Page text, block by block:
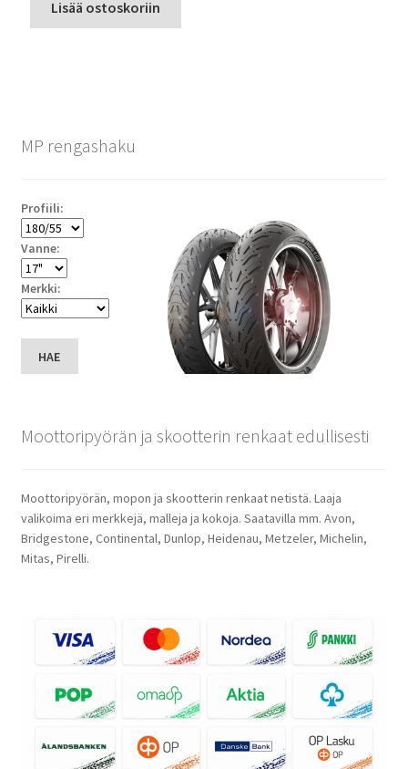
Lisää ostoskoriin
MP rengashaku
Profiili:
Vanne:
Merkki:
HAE
Moottoripyörän ja skootterin renkaat edullisesti
Moottoripyörän, mopon ja skootterin renkaat netistä. Laaja
valikoima eri merkkejä, malleja ja kokoja. Saatavilla mm. Avon,
Bridgestone, Continental, Dunlop, Heidenau, Metzeler, Michelin,
Mitas, Pirelli.